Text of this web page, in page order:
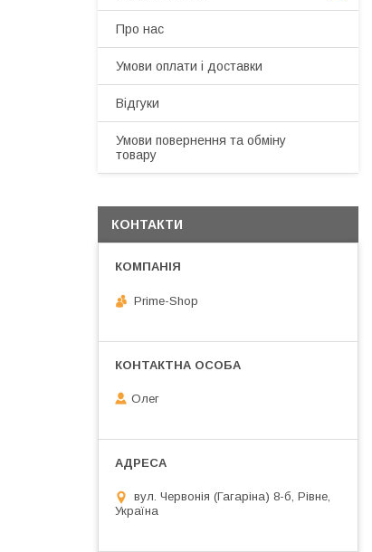
Про нас
Умови оплати і доставки
Відгуки
Умови повернення та обміну
товару
КОНТАКТИ
Prime-Shop
Олег
вул. Червонія (Гагаріна) 8-б, Рівне,
Україна